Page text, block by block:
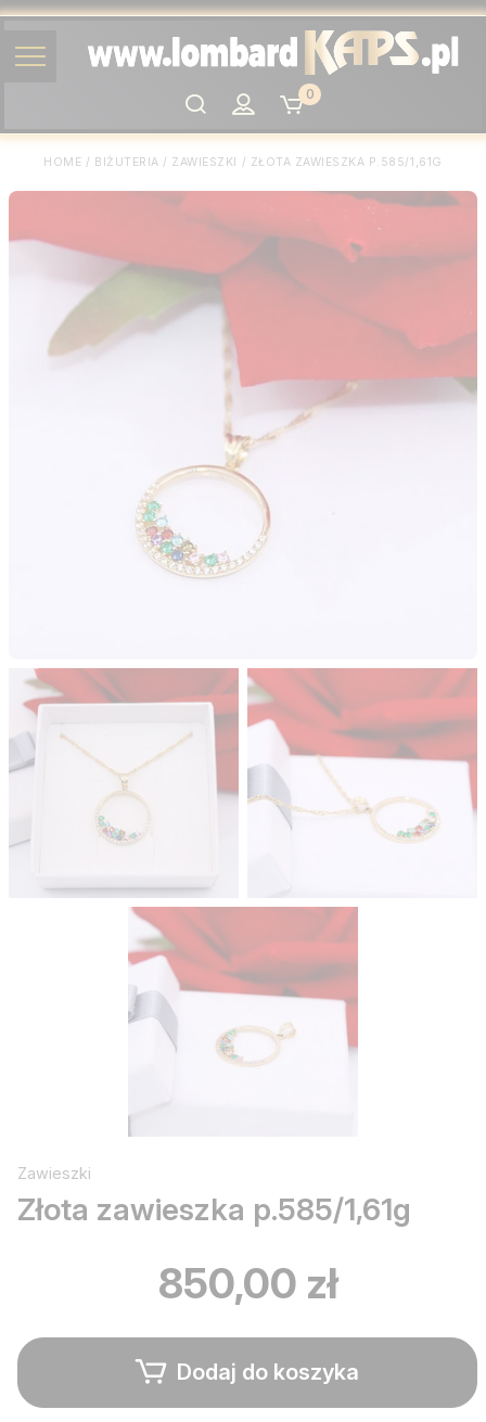
Szukaj
0
HOME / BIŻUTERIA / ZAWIESZKI / ZŁOTA ZAWIESZKA P.585/1,61G
Zawieszki
Złota zawieszka p.585/1,61g
850,00 zł
Dodaj do koszyka